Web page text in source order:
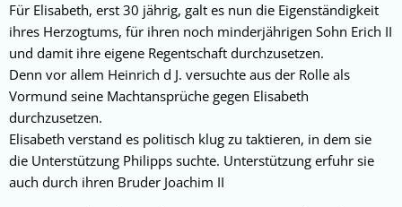
Für Elisabeth, erst 30 jährig, galt es nun die Eigenständigkeit
ihres Herzogtums, für ihren noch minderjährigen Sohn Erich II
und damit ihre eigene Regentschaft durchzusetzen.
Denn vor allem Heinrich d J. versuchte aus der Rolle als
Vormund seine Machtansprüche gegen Elisabeth
durchzusetzen.
Elisabeth verstand es politisch klug zu taktieren, in dem sie
die Unterstützung Philipps suchte. Unterstützung erfuhr sie
auch durch ihren Bruder Joachim II